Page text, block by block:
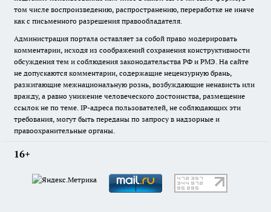
том числе воспроизведению, распространению, переработке не иначе
как с письменного разрешения правообладателя.
Администрация портала оставляет за собой право модерировать
комментарии, исходя из соображений сохранения конструктивности
обсуждения тем и соблюдения законодательства РФ и РМЭ. На сайте
не допускаются комментарии, содержащие нецензурную брань,
разжигающие межнациональную рознь, возбуждающие ненависть или
вражду, а равно унижение человеческого достоинства, размещение
ссылок не по теме. IP-адреса пользователей, не соблюдающих эти
требования, могут быть переданы по запросу в надзорные и
правоохранительные органы.
16+